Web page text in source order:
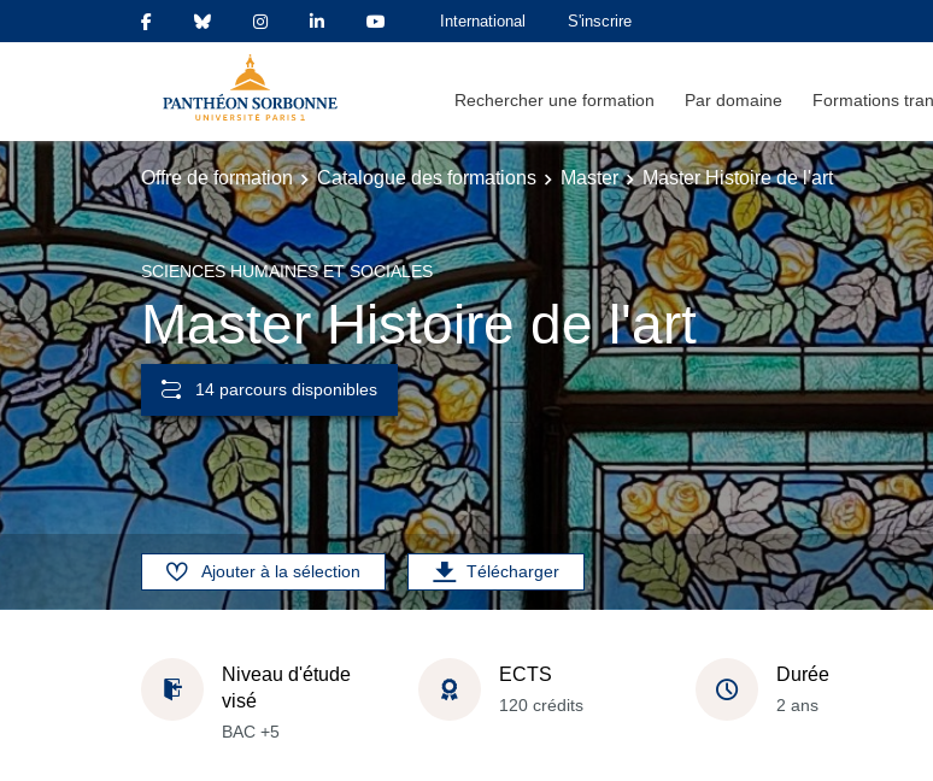
International S'inscrire
Rechercher une formation Par domaine Formations
Offre de formation Catalogue des formations Master Master Histoire de l'art
SCIENCES HUMAINES ET SOCIALES
Master Histoire de l'art
14 parcours disponibles
Ajouter à la sélection Télécharger
Niveau d'étude
visé
BAC +5
ECTS
120 crédits
Durée
2 ans